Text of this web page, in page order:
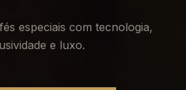
especiais com tecnologia,
e luxo.